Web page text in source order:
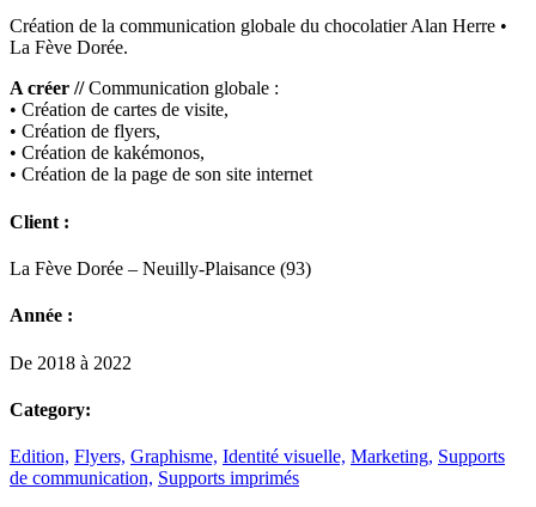
Création de la communication globale du chocolatier Alan Herre •
La Fève Dorée.
A créer //Communication globale :
• Création de cartes de visite,
• Création de flyers,
• Création de kakémonos,
• Création de la page de son site internet
Client :
La Fève Dorée – Neuilly-Plaisance (93)
Année :
De 2018 à 2022
Category:
Edition, Flyers, Graphisme, Identité visuelle, Marketing, Supports
de communication, Supports imprimés